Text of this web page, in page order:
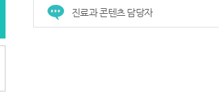
진료과 콘텐츠 담당자